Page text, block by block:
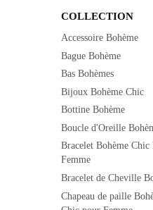
COLLECTION
Accessoire Bohème
Bague Bohème
Bas Bohèmes
Bijoux Bohème Chic
Bottine Bohème
Boucle d'Oreille
Bracelet Bohème Chic
Femme
Bracelet de Cheville
Chapeau de paille